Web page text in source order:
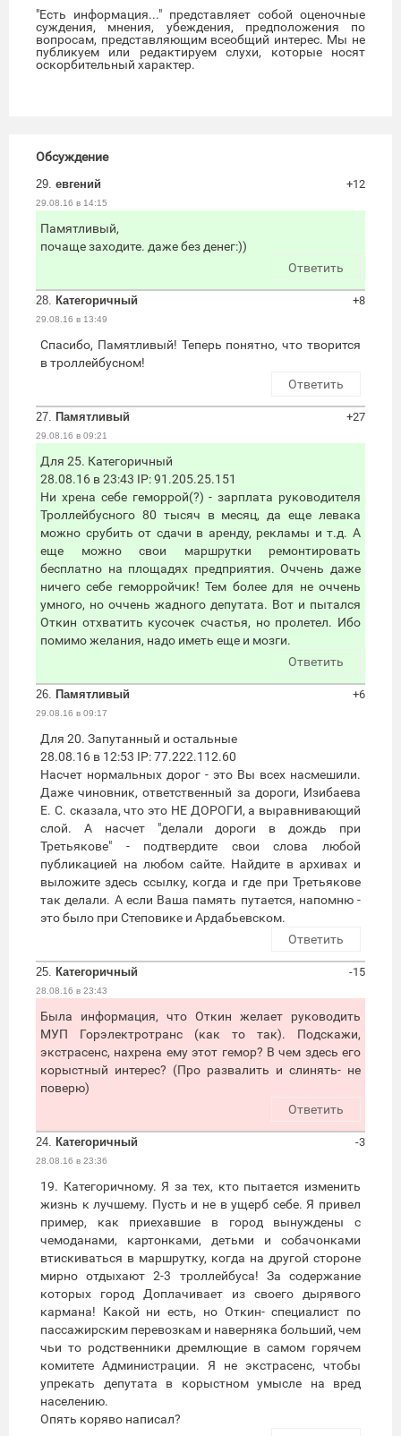
"Есть информация..." представляет собой оценочные
суждения, мнения, убеждения, предположения по
вопросам, представляющим всеобщий интерес. Мы не
публикуем или редактируем слухи, которые носят
оскорбительный характер.
Обсуждение
29. евгений
29.08.16 в 14:15
+12
Памятливый,
почаще заходите. даже без денег:))
Ответить
28. Категоричный
29.08.16 в 13:49
+8
Спасибо, Памятливый! Теперь понятно, что творится
в троллейбусном!
Ответить
27. Памятливый
29.08.16 в 09:21
+27
Для 25. Категоричный
28.08.16 в 23:43 IP: 91.205.25.151
Ни хрена себе геморрой(?) - зарплата руководителя
Троллейбусного 80 тысяч в месяц, да еще левака
можно срубить от сдачи в аренду, рекламы и т.д. А
еще можно свои маршрутки ремонтировать
бесплатно на площадях предприятия. Оччень даже
ничего себе геморройчик! Тем более для не оччень
умного, но оччень жадного депутата. Вот и пытался
Откин отхватить кусочек счастья, но пролетел. Ибо
помимо желания, надо иметь еще и мозги.
Ответить
26. Памятливый
29.08.16 в 09:17
+6
Для 20. Запутанный и остальные
28.08.16 в 12:53 IP: 77.222.112.60
Насчет нормальных дорог - это Вы всех насмешили.
Даже чиновник, ответственный за дороги, Изибаева
Е. С. сказала, что это НЕ ДОРОГИ, а выравнивающий
слой. А насчет "делали дороги в дождь при
Третьякове" - подтвердите свои слова любой
публикацией на любом сайте. Найдите в архивах и
выложите здесь ссылку, когда и где при Третьякове
так делали. А если Ваша память путается, напомню -
это было при Степовике и Ардабьевском.
Ответить
25. Категоричный
28.08.16 в 23:43
-15
Была информация, что Откин желает руководить
МУП Горэлектротранс (как то так). Подскажи,
экстрасенс, нахрена ему этот гемор? В чем здесь его
корыстный интерес? (Про развалить и слинять- не
поверю)
Ответить
24. Категоричный
28.08.16 в 23:36
-3
19. Категоричному. Я за тех, кто пытается изменить
жизнь к лучшему. Пусть и не в ущерб себе. Я привел
пример, как приехавшие в город вынуждены с
чемоданами, картонками, детьми и собачонками
втискиваться в маршрутку, когда на другой стороне
мирно отдыхают 2-3 троллейбуса! За содержание
которых город Доплачивает из своего дырявого
кармана! Какой ни есть, но Откин- специалист по
пассажирским перевозкам и наверняка больший, чем
чьи то родственники дремлющие в самом горячем
комитете Администрации. Я не экстрасенс, чтобы
упрекать депутата в корыстном умысле на вред
населению.
Опять коряво написал?